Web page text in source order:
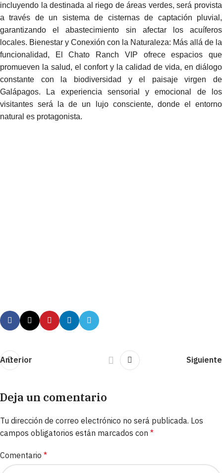
incluyendo la destinada al riego de áreas verdes, será provista
a través de un sistema de cisternas de captación pluvial,
garantizando el abastecimiento sin afectar los acuíferos
locales. Bienestar y Conexión con la Naturaleza: Más allá de la
funcionalidad, El Chato Ranch VIP ofrece espacios que
promueven la salud, el confort y la calidad de vida, en diálogo
constante con la biodiversidad y el paisaje virgen de
Galápagos. La experiencia sensorial y emocional de los
visitantes será la de un lujo consciente, donde el entorno
natural es protagonista.
Anterior Siguiente
Deja un comentario
Tu dirección de correo electrónico no será publicada. Los
campos obligatorios están marcados con *
Comentario *